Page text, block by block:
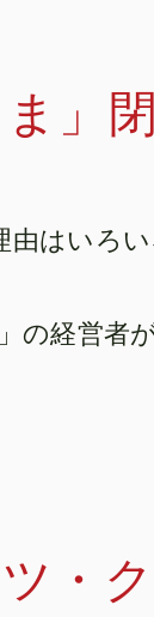
」
はいろ
の経営者
・